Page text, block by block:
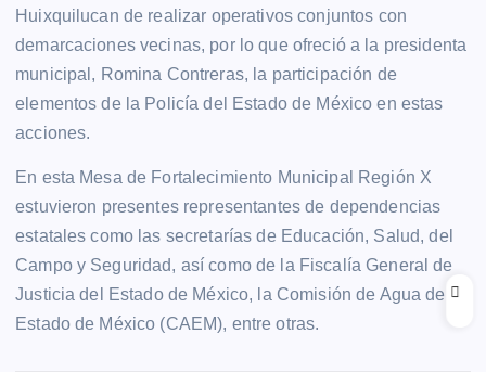
Huixquilucan de realizar operativos conjuntos con
demarcaciones vecinas, por lo que ofreció a la presidenta
municipal, Romina Contreras, la participación de
elementos de la Policía del Estado de México en estas
acciones.
En esta Mesa de Fortalecimiento Municipal Región X
estuvieron presentes representantes de dependencias
estatales como las secretarías de Educación, Salud, del
Campo y Seguridad, así como de la Fiscalía General de
Justicia del Estado de México, la Comisión de Agua del
Estado de México (CAEM), entre otras.